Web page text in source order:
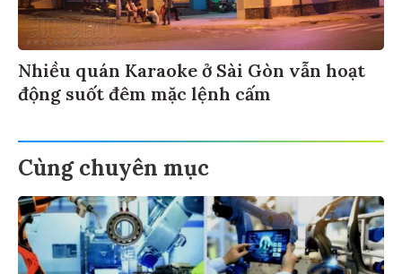
Nhiều quán Karaoke ở Sài Gòn vẫn hoạt
động suốt đêm mặc lệnh cấm
Cùng chuyên mục